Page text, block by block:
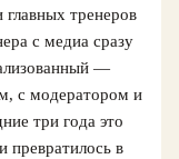
тренеров
с медиа сразу
—
с модератором и
три года это
превратилось в